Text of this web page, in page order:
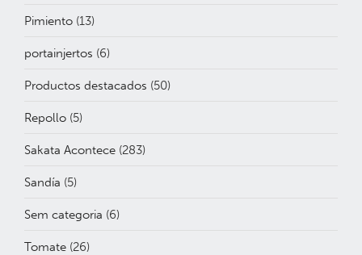
Pimiento (13)
portainjertos (6)
Productos destacados (50)
Repollo (5)
Sakata Acontece (283)
Sandía (5)
Sem categoria (6)
Tomate (26)